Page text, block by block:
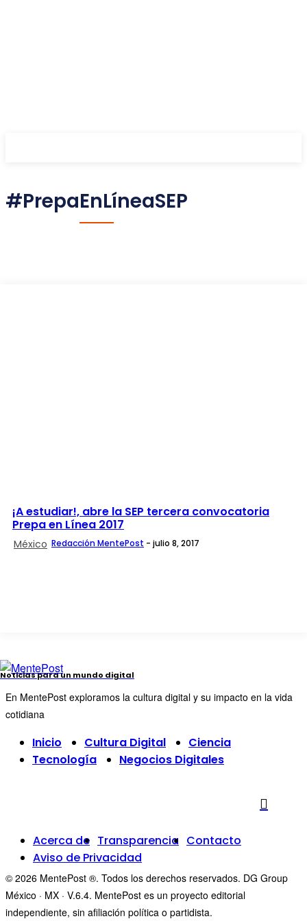
#PrepaEnLíneaSEP
¡A estudiar!, abre la SEP tercera convocatoria
Prepa en Línea 2017
México Redacción MentePost - julio 8, 2017
Noticias para un mundo digital
En MentePost exploramos la cultura digital y su impacto en la vida
cotidiana
Inicio Cultura Digital
Ciencia
Tecnología
Negocios Digitales
Acerca de Transparencia Contacto
Aviso de Privacidad
© 2026 MentePost ®. Todos los derechos reservados. DG Group
México · MX · V.6.4. MentePost es un proyecto editorial
independiente, sin afiliación política o partidista.